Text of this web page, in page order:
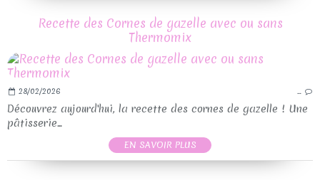
Recette des Cornes de gazelle avec ou sans
Thermomix
28/02/2026 …
Découvrez aujourd'hui, la recette des cornes de gazelle ! Une
pâtisserie...
EN SAVOIR PLUS